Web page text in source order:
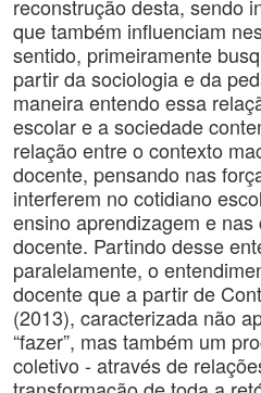
reconstrução desta, sendo
que também influenciam
sentido, primeiramente
partir da sociologia e da
maneira entendo essa
escolar e a sociedade
relação entre o contexto
docente, pensando nas
interferem no cotidiano
ensino aprendizagem e
docente. Partindo desse
paralelamente, o
docente que a partir de
(2013), caracterizada não
“fazer”, mas também um
coletivo - através de